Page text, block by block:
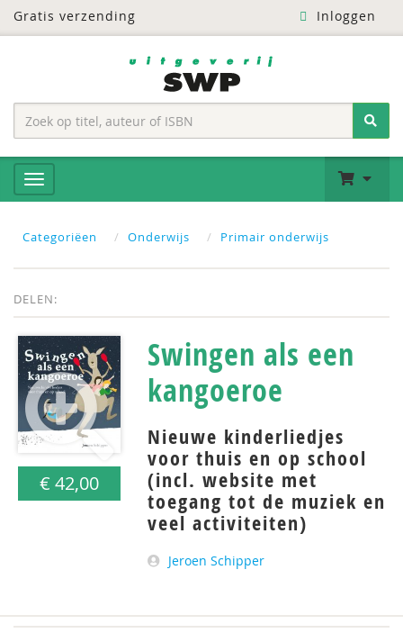
Gratis verzending Inloggen
Categoriëen Onderwijs Primair onderwijs
DELEN:
€ 42,00
Swingen als een
kangoeroe
Nieuwe kinderliedjes
voor thuis en op school
(incl. website met
toegang tot de muziek en
veel activiteiten)
Jeroen Schipper